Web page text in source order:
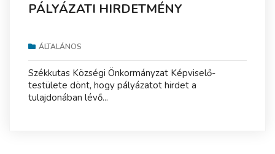
PÁLYÁZATI HIRDETMÉNY
ÁLTALÁNOS
Székkutas Községi Önkormányzat Képviselő-
testülete dönt, hogy pályázatot hirdet a
tulajdonában lévő...